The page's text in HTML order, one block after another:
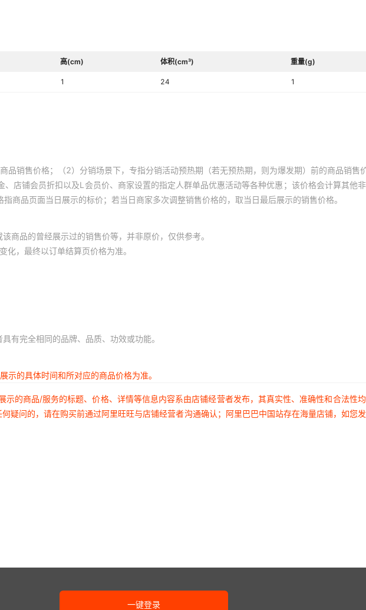
高(cm) 体积(cm³) 重量(g)
1 24 1
品销售价格；（2）分销场景下，专指分销活动预热期（若无预热期，则为爆发期）前的商品销售
店铺会员折扣以及L会员价、商家设置的指定人群单品优惠活动等各种优惠；该价格会计算其他
品页面当日展示的标价；若当日商家多次调整销售价格的，取当日最后展示的销售价格。
商品的曾经展示过的销售价等，并非原价，仅供参考。
，最终以订单结算页价格为准。
有完全相同的品牌、品质、功效或功能。
的具体时间和所对应的商品价格为准。
的商品/服务的标题、价格、详情等信息内容系由店铺经营者发布，其真实性、准确性和合法性
问的，请在购买前通过阿里旺旺与店铺经营者沟通确认；阿里巴巴中国站存在海量店铺，如您
一键登录